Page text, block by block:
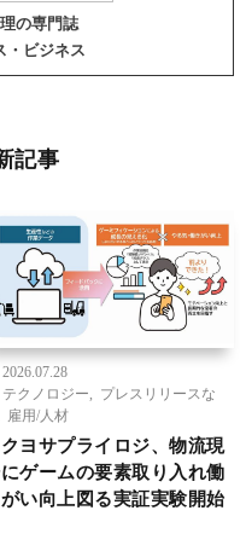
の専門誌
・ビジネス
記事
2026.07.28
テクノロジー
プレスリリースな
雇用/人材
ヨサプライロジ、物流現
ゲームの要素取り入れ働
い向上図る実証実験開始